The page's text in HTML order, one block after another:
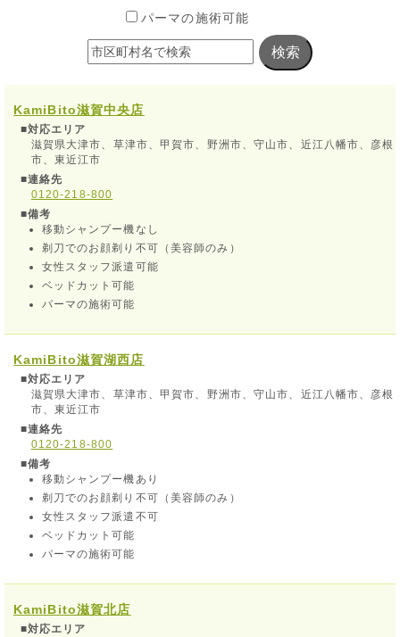
パーマの施術可能
検索
KamiBito滋賀中央店
■対応エリア
滋賀県大津市、草津市、甲賀市、野洲市、守山市、近江八幡市、彦根
市、東近江市
■連絡先
0120-218-800
■備考
移動シャンプー機なし
剃刀でのお顔剃り不可（美容師のみ）
女性スタッフ派遣可能
ベッドカット可能
パーマの施術可能
KamiBito滋賀湖西店
■対応エリア
滋賀県大津市、草津市、甲賀市、野洲市、守山市、近江八幡市、彦根
市、東近江市
■連絡先
0120-218-800
■備考
移動シャンプー機あり
剃刀でのお顔剃り不可（美容師のみ）
女性スタッフ派遣不可
ベッドカット可能
パーマの施術可能
KamiBito滋賀北店
■対応エリア